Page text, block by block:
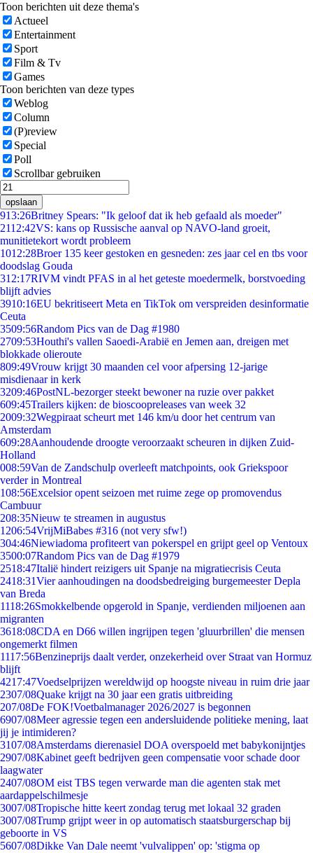
Toon berichten uit deze thema's
Actueel
Entertainment
Sport
Film & Tv
Games
Toon berichten van deze types
Weblog
Column
(P)review
Special
Poll
Scrollbar gebruiken
opslaan
913:26Britney Spears: "Ik geloof dat ik heb gefaald als moeder"
2112:42VS: kans op Russische aanval op NAVO-land groeit,
munitietekort wordt probleem
1012:28Broer 135 keer gestoken en gesneden: zes jaar cel en tbs voor
doodslag Gouda
312:17RIVM vindt PFAS in al het geteste moedermelk, borstvoeding
blijft advies
3910:16EU bekritiseert Meta en TikTok om verspreiden desinformatie
Ceuta
3509:56Random Pics van de Dag #1980
2709:53Houthi's vallen Saoedi-Arabië en Jemen aan, dreigen met
blokkade olieroute
809:49Vrouw krijgt 30 maanden cel voor afpersing 12-jarige
misdienaar in kerk
3209:46PostNL-bezorger steekt bewoner na ruzie over pakket
609:45Trailers kijken: de bioscoopreleases van week 32
2009:32Wegpiraat scheurt met 146 km/u door het centrum van
Amsterdam
609:28Aanhoudende droogte veroorzaakt scheuren in dijken Zuid-
Holland
008:59Van de Zandschulp overleeft matchpoints, ook Griekspoor
verder in Montreal
108:56Excelsior opent seizoen met ruime zege op promovendus
Cambuur
208:35Nieuw te streamen in augustus
1206:54VrijMiBabes #316 (not very sfw!)
304:46Niewiadoma profiteert van pokerspel en grijpt geel op Ventoux
3500:07Random Pics van de Dag #1979
2518:47Italië hindert reizigers uit Spanje na migratiecrisis Ceuta
2418:31Vier aanhoudingen na doodsbedreiging burgemeester Depla
van Breda
1118:26Smokkelbende opgerold in Spanje, verdienden miljoenen aan
migranten
3618:08CDA en D66 willen ingrijpen tegen 'gluurbrillen' die mensen
ongemerkt filmen
1117:56Benzineprijs daalt verder, onzekerheid over Straat van Hormuz
blijft
4217:47Voedselprijzen wereldwijd op hoogste niveau in ruim drie jaar
2307/08Quake krijgt na 30 jaar een gratis uitbreiding
207/08De FOK!Voetbalmanager 2026/2027 is begonnen
6907/08Meer agressie tegen een andersluidende politieke mening, laat
jij je intimideren?
3107/08Amsterdams dierenasiel DOA overspoeld met babykonijntjes
2907/08Kabinet geeft bedrijven geen compensatie voor schade door
laagwater
2407/08OM eist TBS tegen verwarde man die agenten stak met
aardappelschilmesje
3007/08Tropische hitte keert zondag terug met lokaal 32 graden
3007/08Trump grijpt weer in op automatisch staatsburgerschap bij
geboorte in VS
5607/08Dikke Van Dale neemt 'vulvalippen' op: 'stigma op